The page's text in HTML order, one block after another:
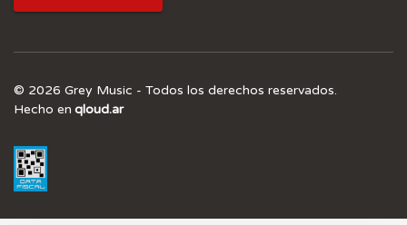
© 2026 Grey Music - Todos los derechos reservados.
Hecho en qloud.ar